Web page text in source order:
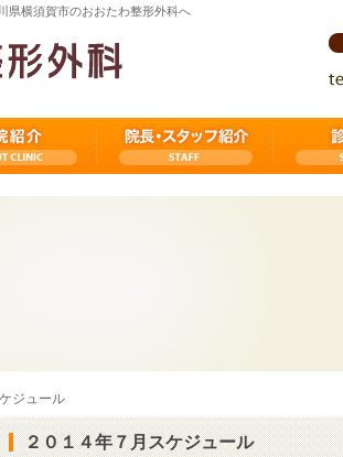
県横須賀市のおおたわ整形外科へ
ジュール
２０１４年７月スケジュール